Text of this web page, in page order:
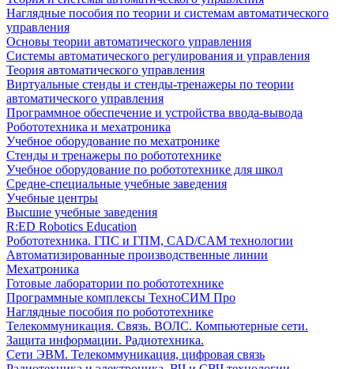
Наглядные пособия по теории и системам автоматического
управления
Основы теории автоматического управления
Системы автоматического регулирования и управления
Теория автоматического управления
Виртуальные стенды и стенды-тренажеры по теории
автоматического управления
Программное обеспечение и устройства ввода-вывода
Робототехника и мехатроника
Учебное оборудование по мехатронике
Стенды и тренажеры по робототехнике
Учебное оборудование по робототехнике для школ
Средне-специальные учебные заведения
Учебные центры
Высшие учебные заведения
R:ED Robotics Education
Робототехника. ГПС и ГПМ, CAD/CAM технологии
Автоматизированные производственные линии
Мехатроника
Готовые лаборатории по робототехнике
Программные комплексы ТехноСИМ Про
Наглядные пособия по робототехнике
Телекоммуникация. Связь. ВОЛС. Компьютерные сети.
Защита информации. Радиотехника.
Сети ЭВМ. Телекоммуникация, цифровая связь